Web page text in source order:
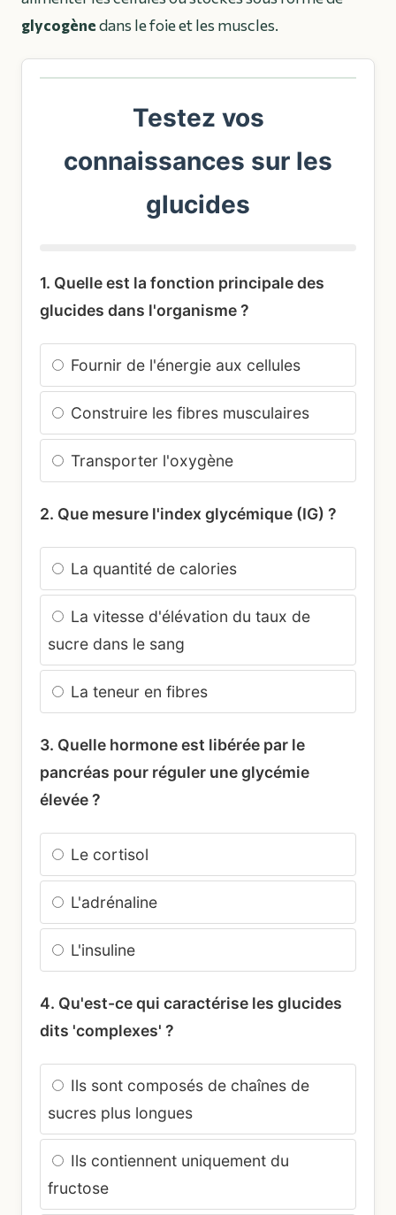
glycogènedans le foie et les muscles.
Testez vos
connaissances sur les
glucides
1. Quelle est la fonction principale des
glucides dans l'organisme ?
Fournir de l'énergie aux cellules
Construire les fibres musculaires
Transporter l'oxygène
2. Que mesure l'index glycémique (IG) ?
La quantité de calories
La vitesse d'élévation du taux de
sucre dans le sang
La teneur en fibres
3. Quelle hormone est libérée par le
pancréas pour réguler une glycémie
élevée ?
Le cortisol
L'adrénaline
L'insuline
4. Qu'est-ce qui caractérise les glucides
dits 'complexes' ?
Ils sont composés de chaînes de
sucres plus longues
Ils contiennent uniquement du
fructose